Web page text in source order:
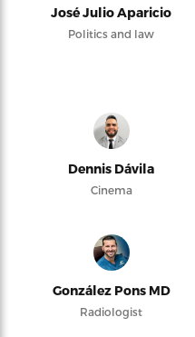
José Julio Aparicio
Politics and law
Dennis Dávila
Cinema
González Pons MD
Radiologist